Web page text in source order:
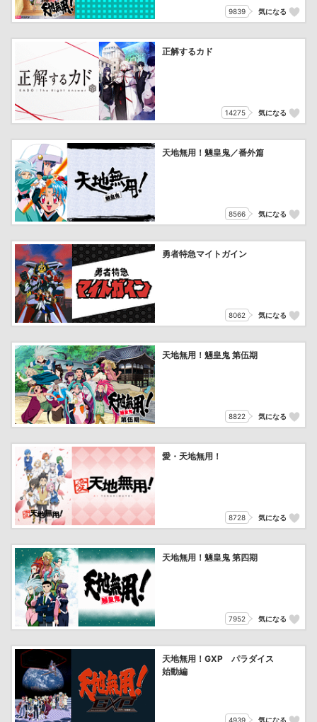
9839 気になる
正解するカド
14275 気になる
天地無用！魎皇鬼／番外篇
8566 気になる
勇者特急マイトガイン
8062 気になる
天地無用！魎皇鬼 第伍期
8822 気になる
愛・天地無用！
8728 気になる
天地無用！魎皇鬼 第四期
7952 気になる
天地無用！GXP パラダイス
始動編
4939 気になる